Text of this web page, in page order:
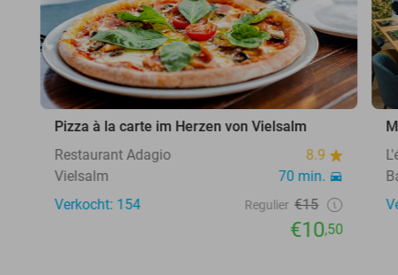
Pizza à la carte im Herzen von Vielsalm
Restaurant Adagio
8.9
Vielsalm
70 min.
Verkocht: 154
Regulier €15
€10,50